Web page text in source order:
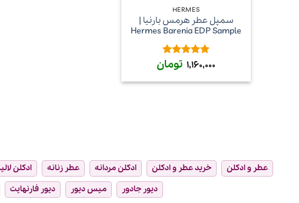
HERMES
سمپل عطر هرمس بارنیا |
Hermes Barenia EDP Sample
امتیاز 5از
1,160,000 تومان
عطر و ادکلن خرید عطر و ادکلن ادکلن مردانه عطر زنانه ادکلن
دیور جادور
میس دیور دیور فارنهایت